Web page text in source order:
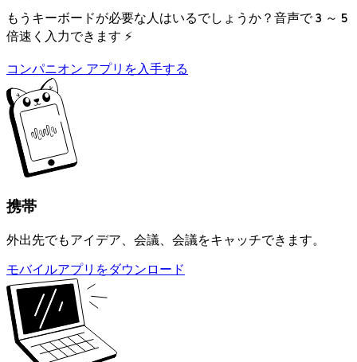
もうキーボードが必要な人はいるでしょうか？音声で 3 ～ 5
倍速く入力できます ⚡
コンパニオン アプリを入手する
携帯
外出先でもアイデア、会議、会議をキャッチできます。
モバイルアプリをダウンロード